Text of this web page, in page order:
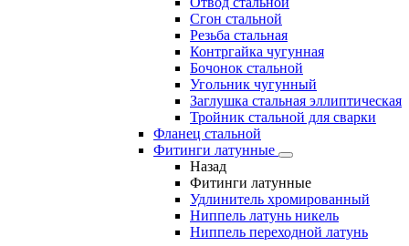
Сгон стальной
Резьба стальная
Контргайка чугунная
Бочонок стальной
Угольник чугунный
Заглушка стальная эллиптическая
Тройник стальной для сварки
Фланец стальной
Фитинги латунные
Назад
Фитинги латунные
Удлинитель хромированный
Ниппель латунь никель
Ниппель переходной латунь